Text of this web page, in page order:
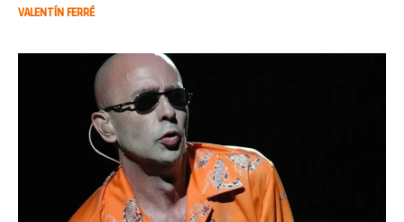
VALENTÍN FERRÉ